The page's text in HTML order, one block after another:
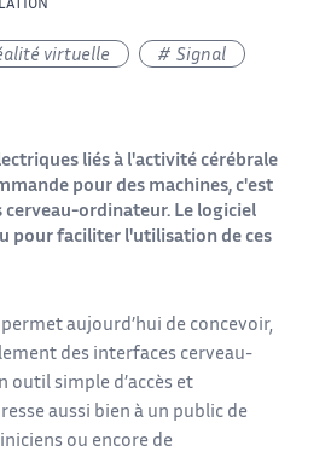
virtuelle Signal
liés à l'activité cérébrale
pour des machines, c'est
cerveau-ordinateur. Le logiciel
pour faciliter l'utilisation de ces
permet aujourd’hui de concevoir,
des interfaces cerveau-
outil simple d’accès et
aussi bien à un public de
ou encore de